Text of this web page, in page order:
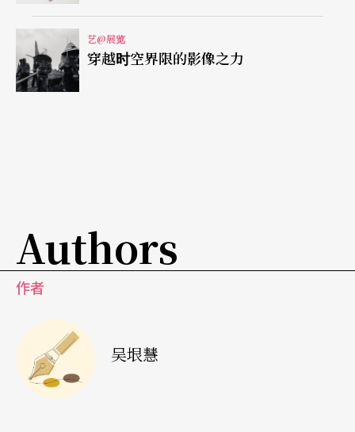
身处在奢华糜烂的好莱坞，拉夏培尔也将这个世界
发生的悲剧当成题材，《寇特妮．乐芙圣母恸子
像》里的「圣子」变成美国摇滚乐团「超脱」（Nir
vana）已逝主唱科特．科本（Kurt Cobain）。科本
不已。拉夏培尔这件作品不仅勾起乐迷对科本的怀
念，也颇有警世意味。
艺@展览
穿越时空界限的影像之力
Authors
作者
吴垠慧